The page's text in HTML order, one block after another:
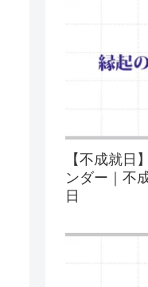
【不成就日
ンダー｜不
日